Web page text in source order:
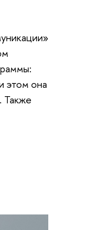
этом она
Также